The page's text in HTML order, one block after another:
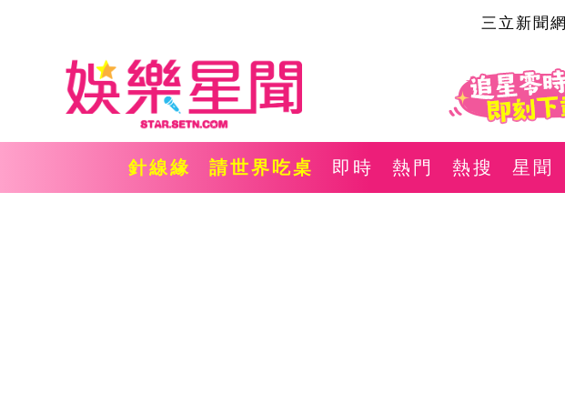
三立新聞網
針線緣 請世界吃桌 即時 熱門 熱搜 星聞